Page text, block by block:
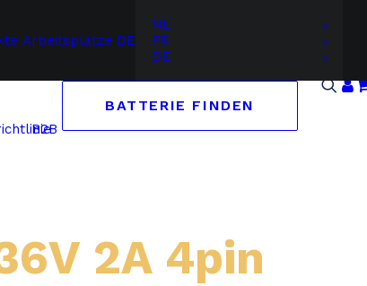
Arbeitsplätze DE
NL
FR
DE
B2B
BATTERIE FINDEN
2A 4pin